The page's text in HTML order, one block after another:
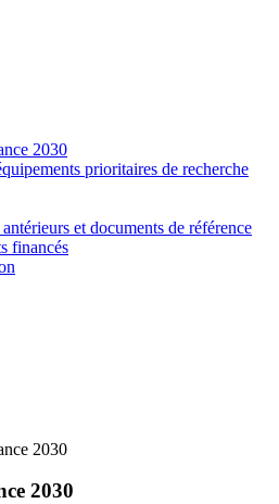
2030
prioritaires de recherche
et documents de référence
financés
2030
2030